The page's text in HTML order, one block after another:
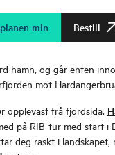
min Bestill
hamn, og går enten
mot
opplevast frå fjordsida.
på RIB-tur med start i
deg raskt i landskapet,